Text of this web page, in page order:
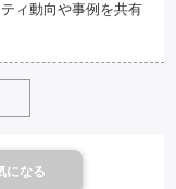
ィ動向や事例を共有
になる